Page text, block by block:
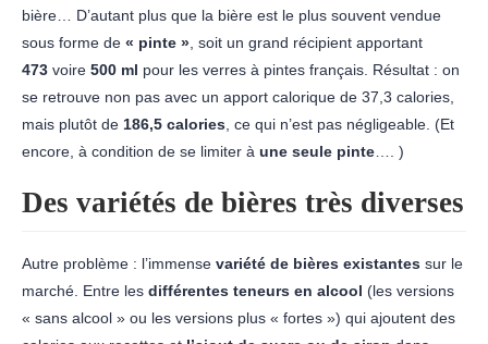
bière… D’autant plus que la bière est le plus souvent vendue
sous forme de « pinte » , soit un grand récipient apportant
473 voire 500 ml pour les verres à pintes français. Résultat : on
se retrouve non pas avec un apport calorique de 37,3 calories,
mais plutôt de 186,5 calories , ce qui n’est pas négligeable. (Et
encore, à condition de se limiter à une seule pinte …. )
Des variétés de bières très diverses
Autre problème : l’immense variété de bières existantes sur le
marché. Entre les différentes teneurs en alcool (les versions
« sans alcool » ou les versions plus « fortes ») qui ajoutent des